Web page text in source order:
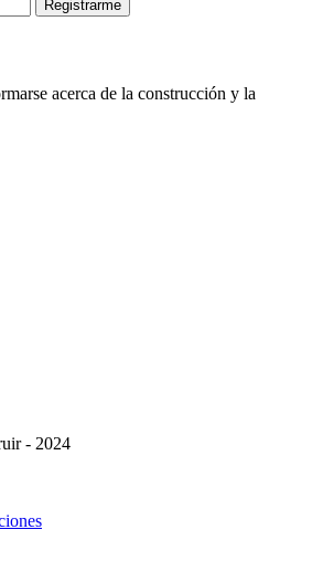
acerca de la construcción y la
- 2024